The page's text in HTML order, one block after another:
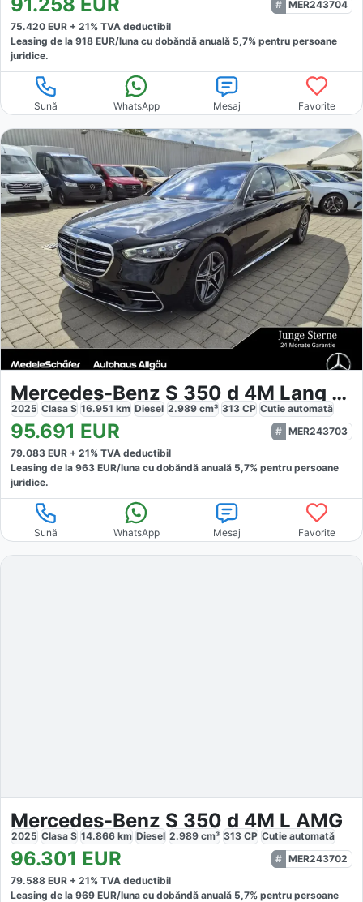
MER243704
75.420 EUR + 21% TVA deductibil
Leasing de la 918 EUR/luna cu dobăndă anuală 5,7% pentru persoane
juridice.
Sună WhatsApp Mesaj Favorite
Mercedes-Benz S 350 d 4M Lang AMG
2025 Clasa S 16.951 km Diesel 2.989 cm³ 313 CP Cutie automată
95.691 EUR
MER243703
79.083 EUR + 21% TVA deductibil
Leasing de la 963 EUR/luna cu dobăndă anuală 5,7% pentru persoane
juridice.
Sună WhatsApp Mesaj Favorite
Mercedes-Benz S 350 d 4M L AMG
2025 Clasa S 14.866 km Diesel 2.989 cm³ 313 CP Cutie automată
96.301 EUR
MER243702
79.588 EUR + 21% TVA deductibil
Leasing de la 969 EUR/luna cu dobăndă anuală 5,7% pentru persoane